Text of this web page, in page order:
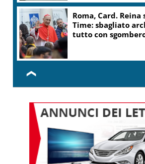
Marcinelle, Meloni:
impegno a difesa
libertà, dignità
❮